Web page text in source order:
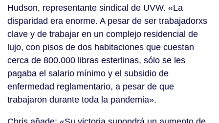
Hudson, representante sindical de UVW. «La
disparidad era enorme. A pesar de ser trabajadorxs
clave y de trabajar en un complejo residencial de
lujo, con pisos de dos habitaciones que cuestan
cerca de 800.000 libras esterlinas, sólo se les
pagaba el salario mínimo y el subsidio de
enfermedad reglamentario, a pesar de que
trabajaron durante toda la pandemia».